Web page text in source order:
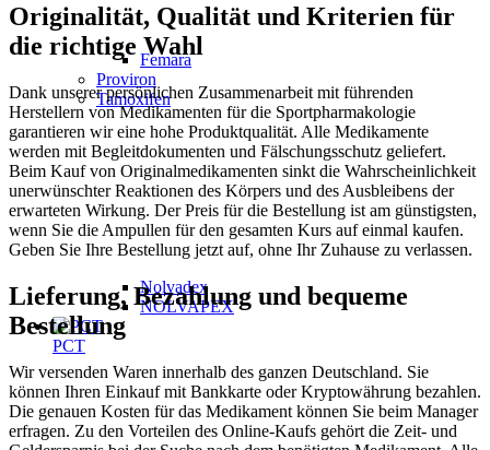
Femara
Proviron
Tamoxifen
Nolvadex
NOLVAPEX
PCT
Originalität, Qualität und Kriterien für
die richtige Wahl
Dank unserer persönlichen Zusammenarbeit mit führenden
Herstellern von Medikamenten für die Sportpharmakologie
garantieren wir eine hohe Produktqualität. Alle Medikamente
werden mit Begleitdokumenten und Fälschungsschutz geliefert.
Beim Kauf von Originalmedikamenten sinkt die Wahrscheinlichkeit
unerwünschter Reaktionen des Körpers und des Ausbleibens der
erwarteten Wirkung. Der Preis für die Bestellung ist am günstigsten,
wenn Sie die Ampullen für den gesamten Kurs auf einmal kaufen.
Geben Sie Ihre Bestellung jetzt auf, ohne Ihr Zuhause zu verlassen.
Lieferung, Bezahlung und bequeme
Bestellung
Wir versenden Waren innerhalb des ganzen Deutschland. Sie
können Ihren Einkauf mit Bankkarte oder Kryptowährung bezahlen.
Die genauen Kosten für das Medikament können Sie beim Manager
erfragen. Zu den Vorteilen des Online-Kaufs gehört die Zeit- und